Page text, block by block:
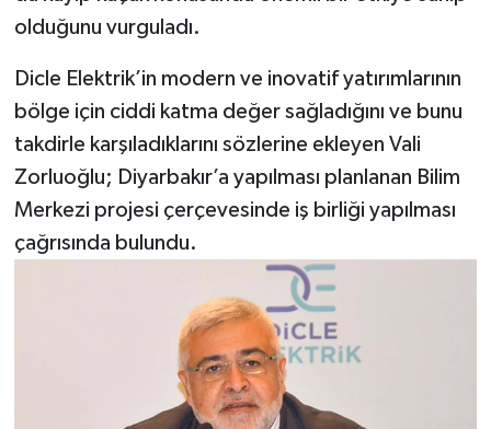
olduğunu vurguladı.
Dicle Elektrik’in modern ve inovatif yatırımlarının
bölge için ciddi katma değer sağladığını ve bunu
takdirle karşıladıklarını sözlerine ekleyen Vali
Zorluoğlu; Diyarbakır’a yapılması planlanan Bilim
Merkezi projesi çerçevesinde iş birliği yapılması
çağrısında bulundu.